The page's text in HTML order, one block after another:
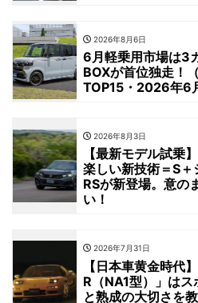
2026年8月6日
6月軽乗用市場は3
BOXが首位独走！
TOP15・2026年6
2026年8月3日
【最新モデル試乗
楽しい新技術＝S
RSが新登場。意の
い！
2026年7月31日
【日本車黄金時代
R（NA1型）」は
と熟成の大切さを